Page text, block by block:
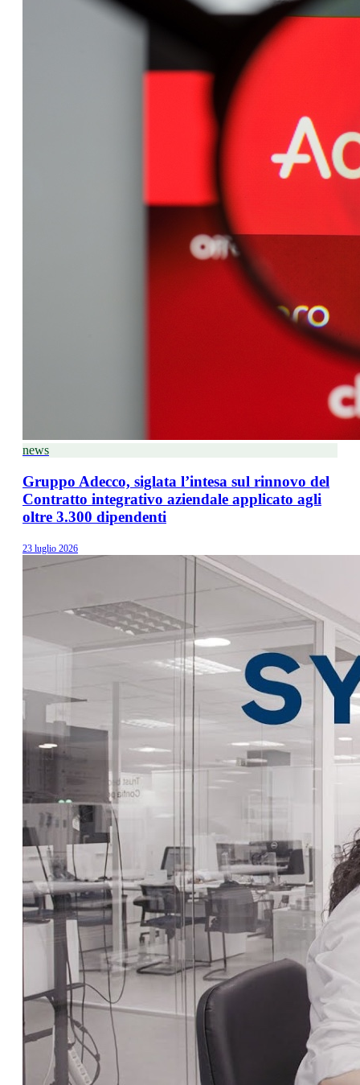
news
Gruppo Adecco, siglata l’intesa sul rinnovo del
Contratto integrativo aziendale applicato agli
oltre 3.300 dipendenti
23 luglio 2026